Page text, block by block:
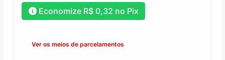
Economize R$0,32 no Pix
Ver os meios de parcelamentos